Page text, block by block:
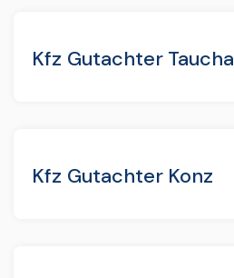
Kfz Gutachter Taucha
Kfz Gutachter Konz